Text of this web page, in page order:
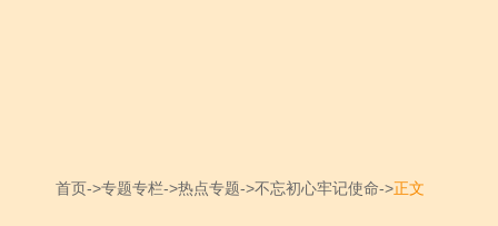
首页->专题专栏->热点专题->不忘初心牢记使命->正文